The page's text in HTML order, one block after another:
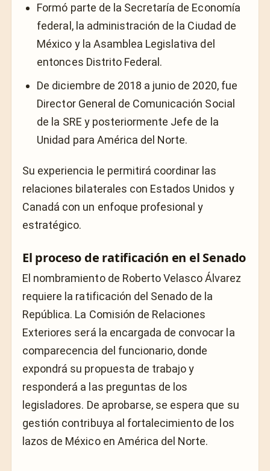
Formó parte de la Secretaría de Economía
federal, la administración de la Ciudad de
México y la Asamblea Legislativa del
entonces Distrito Federal.
De diciembre de 2018 a junio de 2020, fue
Director General de Comunicación Social
de la SRE y posteriormente Jefe de la
Unidad para América del Norte.
Su experiencia le permitirá coordinar las
relaciones bilaterales con Estados Unidos y
Canadá con un enfoque profesional y
estratégico.
El proceso de ratificación en el Senado
El nombramiento de Roberto Velasco Álvarez
requiere la ratificación del Senado de la
República. La Comisión de Relaciones
Exteriores será la encargada de convocar la
comparecencia del funcionario, donde
expondrá su propuesta de trabajo y
responderá a las preguntas de los
legisladores. De aprobarse, se espera que su
gestión contribuya al fortalecimiento de los
lazos de México en América del Norte.